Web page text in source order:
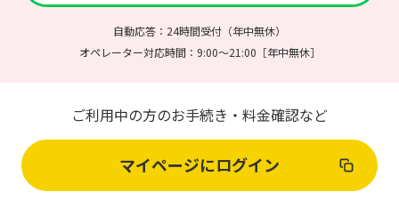
自動応答：24時間受付（年中無休）
オペレーター対応時間：9:00～21:00［年中無休］
ご利用中の方のお手続き・料金確認など
マイページにログイン